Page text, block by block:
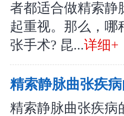
者都适合做精索静
起重视。那么，哪
张手术? 昆...详细+
精索静脉曲张疾
精索静脉曲张疾病